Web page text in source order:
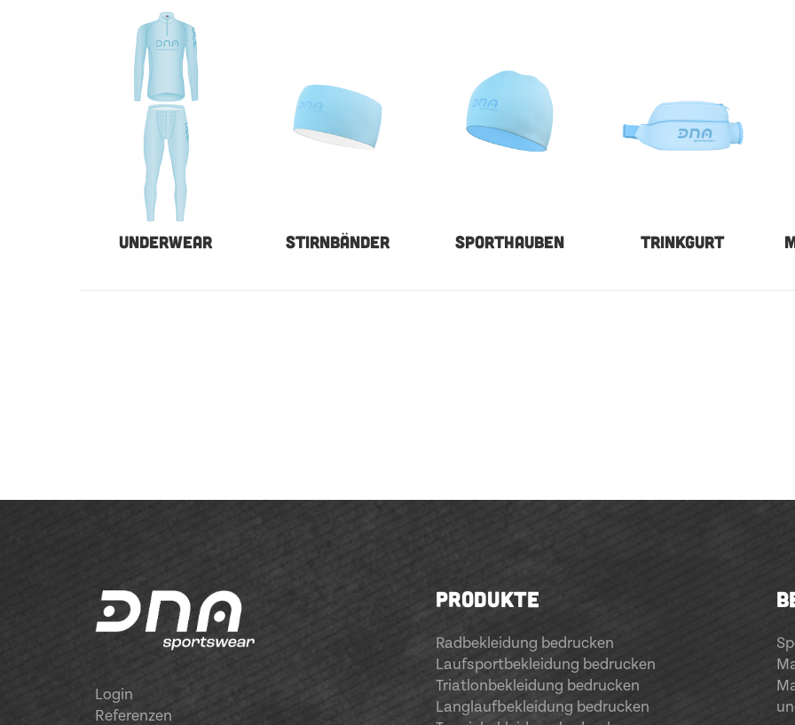
UNDERWEAR STIRNBÄNDER SPORTHAUBEN TRINKGURT
Login
Referenzen
PRODUKTE
Radbekleidung bedrucken
Laufsportbekleidung bedrucken
Triatlonbekleidung bedrucken
Langlaufbekleidung bedrucken